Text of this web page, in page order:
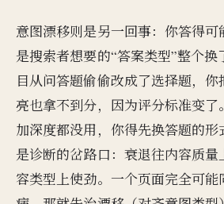
意图漂移则是另一回事：你答得
是搜索者想要的“答案类型”整个
目从问答题偷偷改成了选择题，
亮也拿不到分，因为评分标准变了
加深度都没用，你得先换答题的形
是诊断的岔路口：衰退往内容质量
容类型上使劲。一个页面完全可